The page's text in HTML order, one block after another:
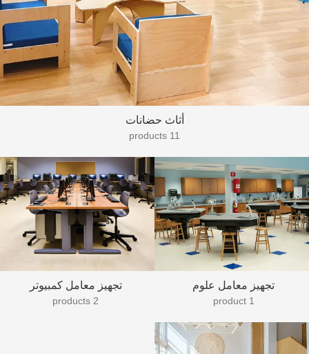
أثاث حضانات
11 products
تجهيز معامل علوم
1 product
تجهيز معامل كمبيوتر
2 products